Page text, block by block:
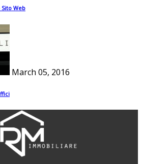
Web
March 05, 2016